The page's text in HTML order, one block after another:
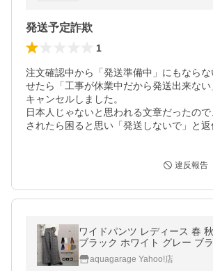
発送予定詐欺
1
注文確認中から「発送準備中」にもなら
せたら「工事が休業中だから発送出来ない
キャンセルしました。
日本人じゃないと思われる文章だったの
されたら困ると思い「発送しないで」と返
違反報告
ワイドパンツ レディース 春
ブラック ホワイト グレー ブ
ピンクベージュ マスタード M
いサイズ
aquagarage Yahoo!店